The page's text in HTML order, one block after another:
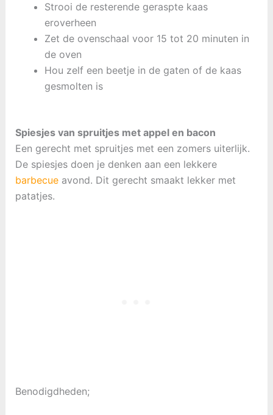
Strooi de resterende geraspte kaas
eroverheen
Zet de ovenschaal voor 15 tot 20 minuten in
de oven
Hou zelf een beetje in de gaten of de kaas
gesmolten is
Spiesjes van spruitjes met appel en bacon
Een gerecht met spruitjes met een zomers uiterlijk.
De spiesjes doen je denken aan een lekkere
barbecueavond. Dit gerecht smaakt lekker met
patatjes.
Benodigdheden;